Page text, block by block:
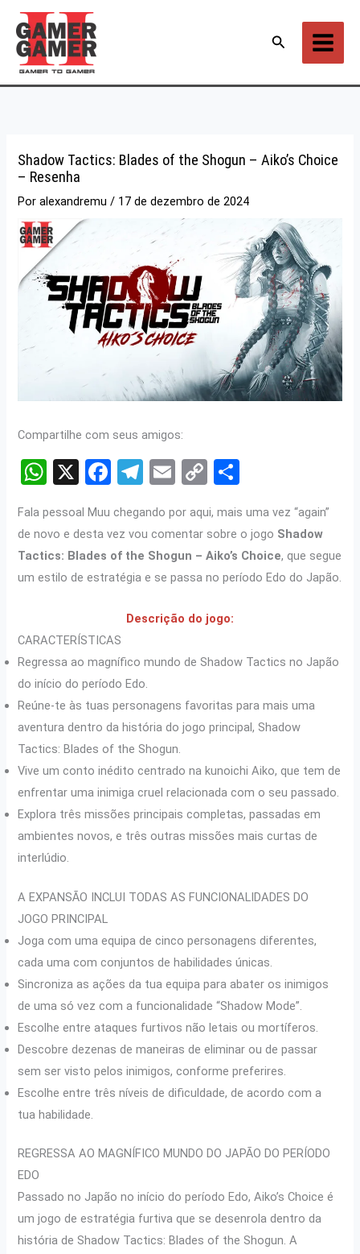
para
conteúdo
Pesquisar
Shadow Tactics: Blades of the Shogun – Aiko’s Choice
– Resenha
Poralexandremu/ 17 de dezembro de 2024
Compartilhe com seus amigos:
W
at
s
A
X
F
ce
b
o
T
e
gr
a
E
ail
C
py
Li
n
ar
e
Fala pessoal Muu chegando por aqui, mais uma vez “again”
de novo e desta vez vou comentar sobre o jogo Shadow
Tactics: Blades of the Shogun – Aiko’s Choice, que segue
um estilo de estratégia e se passa no período Edo do Japão.
Descrição do jogo:
CARACTERÍSTICAS
Regressa ao magnífico mundo de Shadow Tactics no Japão
do início do período Edo.
Reúne-te às tuas personagens favoritas para mais uma
aventura dentro da história do jogo principal, Shadow
Tactics: Blades of the Shogun.
Vive um conto inédito centrado na kunoichi Aiko, que tem de
enfrentar uma inimiga cruel relacionada com o seu passado.
Explora três missões principais completas, passadas em
ambientes novos, e três outras missões mais curtas de
interlúdio.
A EXPANSÃO INCLUI TODAS AS FUNCIONALIDADES DO
JOGO PRINCIPAL
Joga com uma equipa de cinco personagens diferentes,
cada uma com conjuntos de habilidades únicas.
Sincroniza as ações da tua equipa para abater os inimigos
de uma só vez com a funcionalidade “Shadow Mode”.
Escolhe entre ataques furtivos não letais ou mortíferos.
Descobre dezenas de maneiras de eliminar ou de passar
sem ser visto pelos inimigos, conforme preferires.
Escolhe entre três níveis de dificuldade, de acordo com a
tua habilidade.
REGRESSA AO MAGNÍFICO MUNDO DO JAPÃO DO PERÍODO
EDO
Passado no Japão no início do período Edo, Aiko’s Choice é
um jogo de estratégia furtiva que se desenrola dentro da
história de Shadow Tactics: Blades of the Shogun. A